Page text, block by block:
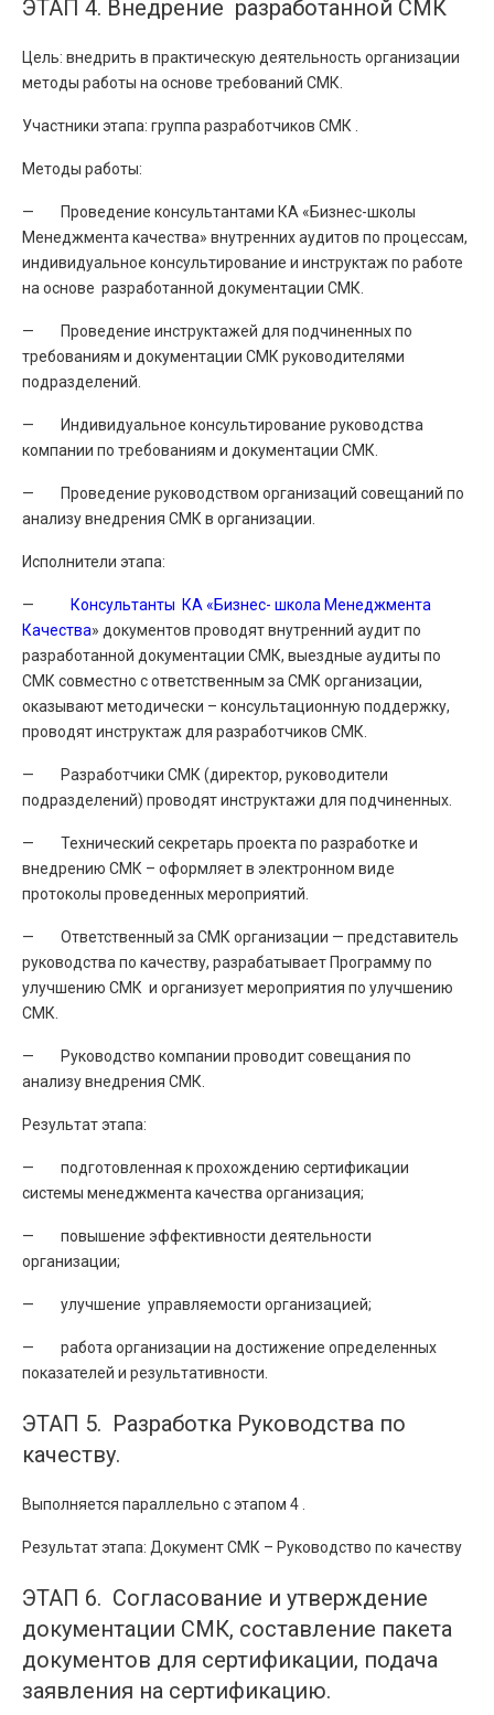
ЭТАП 4. Внедрение разработанной СМК
Цель: внедрить в практическую деятельность организации
методы работы на основе требований СМК.
Участники этапа: группа разработчиков СМК .
Методы работы:
— Проведение консультантами КА «Бизнес-школы
Менеджмента качества» внутренних аудитов по процессам,
индивидуальное консультирование и инструктаж по работе
на основе разработанной документации СМК.
— Проведение инструктажей для подчиненных по
требованиям и документации СМК руководителями
подразделений.
— Индивидуальное консультирование руководства
компании по требованиям и документации СМК.
— Проведение руководством организаций совещаний по
анализу внедрения СМК в организации.
Исполнители этапа:
—
Консультанты КА «Бизнес- школа Менеджмента
Качества» документов проводят внутренний аудит по
разработанной документации СМК, выездные аудиты по
СМК совместно с ответственным за СМК организации,
оказывают методически – консультационную поддержку,
проводят инструктаж для разработчиков СМК.
— Разработчики СМК (директор, руководители
подразделений) проводят инструктажи для подчиненных.
— Технический секретарь проекта по разработке и
внедрению СМК – оформляет в электронном виде
протоколы проведенных мероприятий.
— Ответственный за СМК организации — представитель
руководства по качеству, разрабатывает Программу по
улучшению СМК и организует мероприятия по улучшению
СМК.
— Руководство компании проводит совещания по
анализу внедрения СМК.
Результат этапа:
— подготовленная к прохождению сертификации
системы менеджмента качества организация;
— повышение эффективности деятельности
организации;
— улучшение управляемости организацией;
— работа организации на достижение определенных
показателей и результативности.
ЭТАП 5. Разработка Руководства по
качеству.
Выполняется параллельно с этапом 4 .
Результат этапа: Документ СМК – Руководство по качеству
ЭТАП 6. Согласование и утверждение
документации СМК, составление пакета
документов для сертификации, подача
заявления на сертификацию.